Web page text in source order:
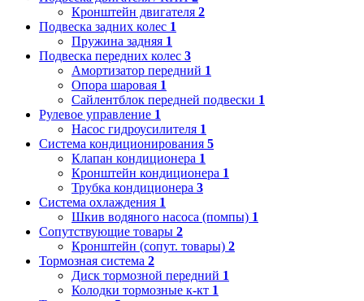
Кронштейн двигателя 2
Подвеска задних колес 1
Пружина задняя 1
Подвеска передних колес 3
Амортизатор передний 1
Опора шаровая 1
Сайлентблок передней подвески 1
Рулевое управление 1
Насос гидроусилителя 1
Система кондиционирования 5
Клапан кондиционера 1
Кронштейн кондиционера 1
Трубка кондиционера 3
Система охлаждения 1
Шкив водяного насоса (помпы) 1
Сопутствующие товары 2
Кронштейн (сопут. товары) 2
Тормозная система 2
Диск тормозной передний 1
Колодки тормозные к-кт 1